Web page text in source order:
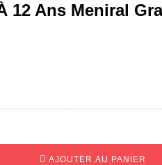
12 Ans Meniral
AJOUTER AU PANIER